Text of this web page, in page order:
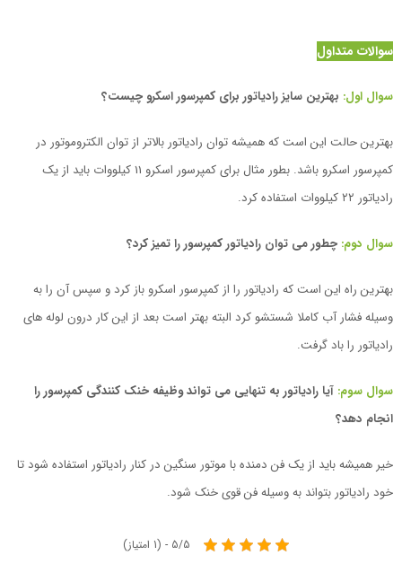
سوالات متداول
سوال اول: بهترین سایز رادیاتور برای کمپرسور اسکرو چیست؟
بهترین حالت این است که همیشه توان رادیاتور بالاتر از توان الکتروموتور در
کمپرسور اسکرو باشد. بطور مثال برای کمپرسور اسکرو 11 کیلووات باید از یک
رادیاتور ۲۲ کیلووات استفاده کرد.
سوال دوم: چطور می توان رادیاتور کمپرسور را تمیز کرد؟
بهترین راه این است که رادیاتور را از کمپرسور اسکرو باز کرد و سپس آن را به
وسیله فشار آب کاملا شستشو کرد البته بهتر است بعد از این کار درون لوله های
رادیاتور را باد گرفت.
سوال سوم: آیا رادیاتور به تنهایی می تواند وظیفه خنک کنندگی کمپرسور را
انجام دهد؟
خیر همیشه باید از یک فن دمنده با موتور سنگین در کنار رادیاتور استفاده شود تا
خود رادیاتور بتواند به وسیله فن قوی خنک شود.
5/5 - (1 امتیاز)